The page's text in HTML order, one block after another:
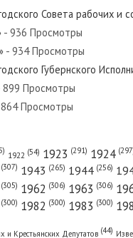
Совета рабочих и
- 936 Просмотры
- 934 Просмотры
Губернского
899 Просмотры
Просмотры
1922 (54) 1923 (291) 1924
(307) 1943 (265) 1944 (256)
(305) 1962 (306) 1963 (306)
(300) 1982 (300) 1983 (300)
и Крестьянских Депутатов (44)